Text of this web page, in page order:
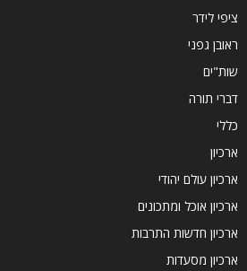
ציפי לידר
ראובן גפני
שות"ים
דברי תורה
כללי
ארכיון
ארכיון עולם יהודי
ארכיון אוכל ומתכונים
ארכיון חדשות התרבות
ארכיון מסעדות